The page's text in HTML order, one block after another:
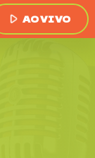
play_arrow AO VIVO